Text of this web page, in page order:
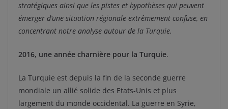
stratégiques ainsi que les pistes et hypothèses qui peuvent
émerger d’une situation régionale extrêmement confuse, en
concentrant notre analyse autour de la Turquie.
2016, une année charnière pour la Turquie.
La Turquie est depuis la fin de la seconde guerre
mondiale un allié solide des Etats-Unis et plus
largement du monde occidental. La guerre en Syrie,